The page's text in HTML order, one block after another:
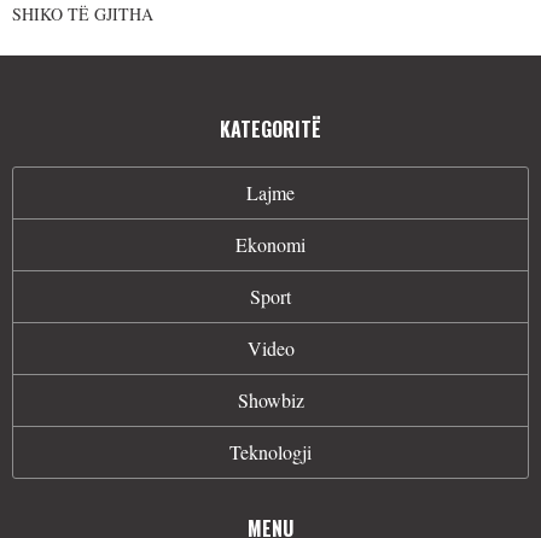
SHIKO TË GJITHA
KATEGORITË
Lajme
Ekonomi
Sport
Video
Showbiz
Teknologji
MENU